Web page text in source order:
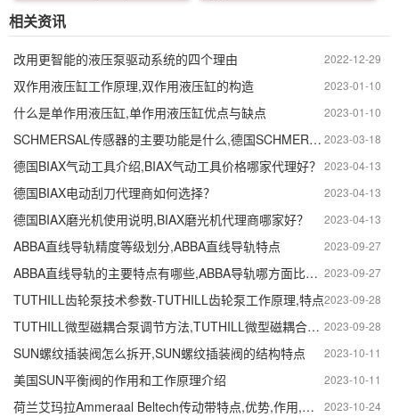
相关资讯
2022-12-29
改用更智能的液压泵驱动系统的四个理由
2023-01-10
双作用液压缸工作原理,双作用液压缸的构造
2023-01-10
什么是单作用液压缸,单作用液压缸优点与缺点
2023-03-18
SCHMERSAL传感器的主要功能是什么,德国SCHMERSAL传感器的作用
2023-04-13
德国BIAX气动工具介绍,BIAX气动工具价格哪家代理好？
2023-04-13
德国BIAX电动刮刀代理商如何选择？
2023-04-13
德国BIAX磨光机使用说明,BIAX磨光机代理商哪家好？
2023-09-27
ABBA直线导轨精度等级划分,ABBA直线导轨特点
2023-09-27
ABBA直线导轨的主要特点有哪些,ABBA导轨哪方面比较有优势
2023-09-28
TUTHILL齿轮泵技术参数-TUTHILL齿轮泵工作原理,特点
2023-09-28
TUTHILL微型磁耦合泵调节方法,TUTHILL微型磁耦合泵的作用
2023-10-11
SUN螺纹插装阀怎么拆开,SUN螺纹插装阀的结构特点
2023-10-11
美国SUN平衡阀的作用和工作原理介绍
2023-10-24
荷兰艾玛拉Ammeraal Beltech传动带特点,优势,作用,应用领域